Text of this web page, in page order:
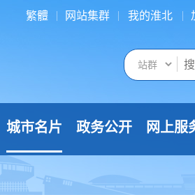
繁體 网站集群 我的淮北
城市名片 政务公开 网上服